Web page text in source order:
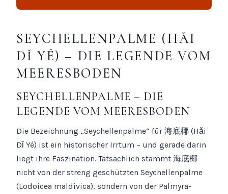
SEYCHELLENPALME (HǍI
DǏ YÉ) – DIE LEGENDE VOM
MEERESBODEN
SEYCHELLENPALME – DIE
LEGENDE VOM MEERESBODEN
Die Bezeichnung „Seychellenpalme“ für 海底椰 (Hǎi
Dǐ Yé) ist ein historischer Irrtum – und gerade darin
liegt ihre Faszination. Tatsächlich stammt 海底椰
nicht von der streng geschützten Seychellenpalme
(Lodoicea maldivica), sondern von der Palmyra-